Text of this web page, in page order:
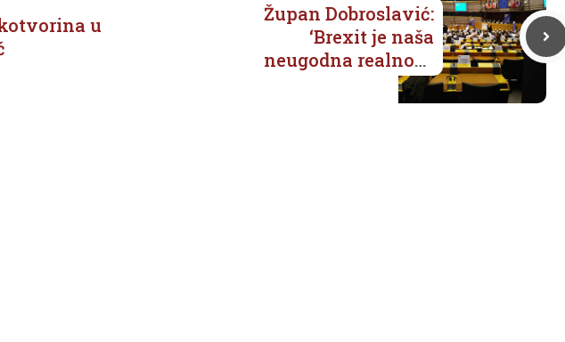
u
Župan Dobroslavić:
‘Brexit je naša
neugodna realnost,
budimo krajnje
odgovorni u donošenju